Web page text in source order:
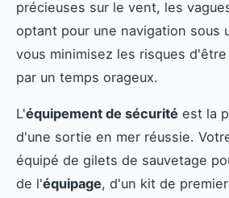
précieuses sur le vent, les
optant pour une navigation sous
vous minimisez les risques
par un temps orageux.
L'équipement de sécurité est la
d'une sortie en mer réussie.
équipé de gilets de sauvetage
de l'équipage, d'un kit de